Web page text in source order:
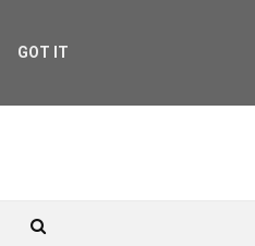
GOT IT